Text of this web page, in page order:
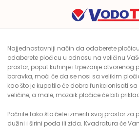
Najjednostavniji način da odaberete
odaberete pločicu u odnosu na veličinu
prostor, poput kuhinje i trpezarije otvorenog
boravka, moći će da se nosi sa velikim
kao što je kupatilo će dobro funkcionisati
veličine, a male, mozaik pločice će biti
Počnite tako što ćete izmeriti svoj prostor
dužini i širini poda ili zida. Kvadratura će